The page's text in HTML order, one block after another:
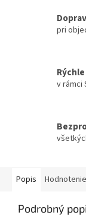
pri
v rámci
Popis Hodnotenie
Podrobný